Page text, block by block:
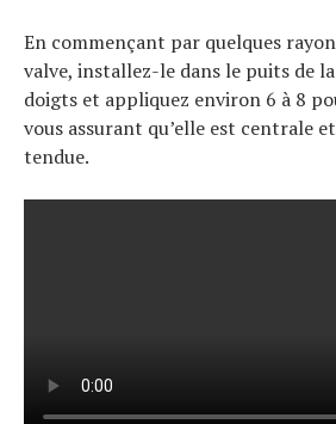
En commençant par quelques
valve, installez-le dans le puits de
doigts et appliquez environ 6 à 8
vous assurant qu’elle est centrale
tendue.